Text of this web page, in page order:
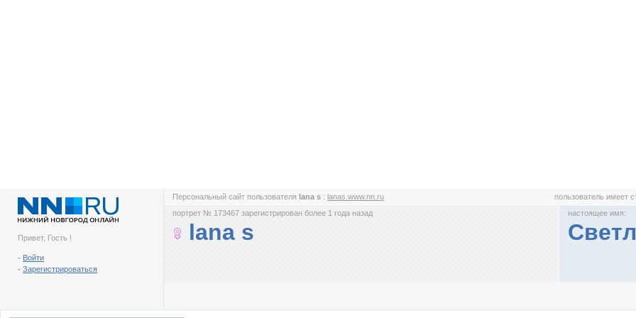
Привет, Гость !
- Войти
- Зарегистрироваться
Персональный сайт пользователя lana s : lanas.www.nn.ru пользователь имеет
портрет № 173467 зарегистрирован более 1 года назад
lana s
настоящее имя: